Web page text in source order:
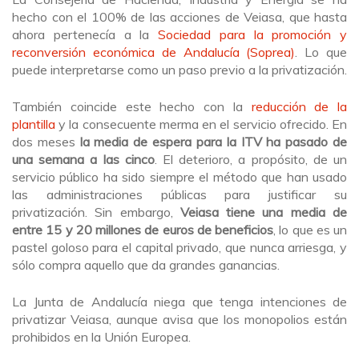
hecho con el 100% de las acciones de Veiasa, que hasta
ahora pertenecía a la Sociedad para la promoción y
reconversión económica de Andalucía (Soprea)
. Lo que
puede interpretarse como un paso previo a la privatización.
También coincide este hecho con la reducción de la
plantilla y la consecuente merma en el servicio ofrecido. En
dos meses la media de espera para la ITV ha pasado de
una semana a las cinco. El deterioro, a propósito, de un
servicio público ha sido siempre el método que han usado
las administraciones públicas para justificar su
privatización. Sin embargo, Veiasa tiene una media de
entre 15 y 20 millones de euros de beneficios , lo que es un
pastel goloso para el capital privado, que nunca arriesga, y
sólo compra aquello que da grandes ganancias.
La Junta de Andalucía niega que tenga intenciones de
privatizar Veiasa, aunque avisa que los monopolios están
prohibidos en la Unión Europea.